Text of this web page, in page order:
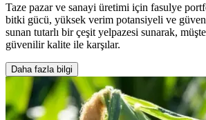
Taze pazar ve sanayi üretimi için fasulye
bitki gücü, yüksek verim potansiyeli ve
sunan tutarlı bir çeşit yelpazesi sunarak,
güvenilir kalite ile karşılar.
Daha fazla bilgi